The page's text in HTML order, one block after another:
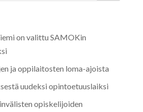
on valittu SAMOKin
ja oppilaitosten loma-ajoista
uudeksi opintoetuuslaiksi
opiskelijoiden